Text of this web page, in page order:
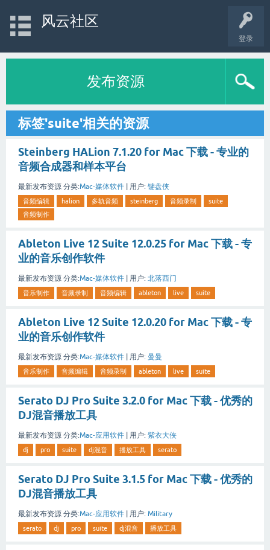
登录
风云社区
发布资源
标签'suite'相关的资源
Steinberg HALion 7.1.20 for Mac 下载 - 专业的
音频合成器和样本平台
最新发布资源 分类:Mac-媒体软件 用户: 键盘侠
音频编辑 halion 多轨音频 steinberg 音频录制
suite
音频制作
Ableton Live 12 Suite 12.0.25 for Mac 下载 - 专
业的音乐创作软件
最新发布资源 分类:Mac-媒体软件 用户: 北落西门
音乐制作 音频录制 音频编辑 ableton live suite
Ableton Live 12 Suite 12.0.20 for Mac 下载 - 专
业的音乐创作软件
最新发布资源 分类:Mac-媒体软件 用户: 曼曼
音乐制作 音频编辑 音频录制 ableton live suite
Serato DJ Pro Suite 3.2.0 for Mac 下载 - 优秀的
DJ混音播放工具
最新发布资源 分类:Mac-应用软件 | 用户: 紫衣大侠
dj pro suite dj混音 播放工具 serato
Serato DJ Pro Suite 3.1.5 for Mac 下载 - 优秀的
DJ混音播放工具
最新发布资源 分类:Mac-应用软件 | 用户: Military
serato dj pro suite dj混音 播放工具